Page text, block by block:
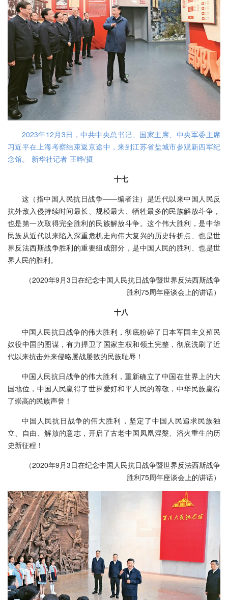
2023年12月3日，中共中央总书记、国家主席、中央军委主席
习近平在上海考察结束返京途中，来到江苏省盐城市参观新四军纪
念馆。 新华社记者 王晔/摄
十七
这（指中国人民抗日战争——编者注）是近代以来中国人民反
抗外敌入侵持续时间最长、规模最大、牺牲最多的民族解放斗争，
也是第一次取得完全胜利的民族解放斗争。这个伟大胜利，是中华
民族从近代以来陷入深重危机走向伟大复兴的历史转折点、也是世
界反法西斯战争胜利的重要组成部分，是中国人民的胜利、也是世
界人民的胜利。
（2020年9月3日在纪念中国人民抗日战争暨世界反法西斯战争
胜利75周年座谈会上的讲话）
十八
中国人民抗日战争的伟大胜利，彻底粉碎了日本军国主义殖民
奴役中国的图谋，有力捍卫了国家主权和领土完整，彻底洗刷了近
代以来抗击外来侵略屡战屡败的民族耻辱！
中国人民抗日战争的伟大胜利，重新确立了中国在世界上的大
国地位，中国人民赢得了世界爱好和平人民的尊敬，中华民族赢得
了崇高的民族声誉！
中国人民抗日战争的伟大胜利，坚定了中国人民追求民族独
立、自由、解放的意志，开启了古老中国凤凰涅槃、浴火重生的历
史新征程！
（2020年9月3日在纪念中国人民抗日战争暨世界反法西斯战争
胜利75周年座谈会上的讲话）